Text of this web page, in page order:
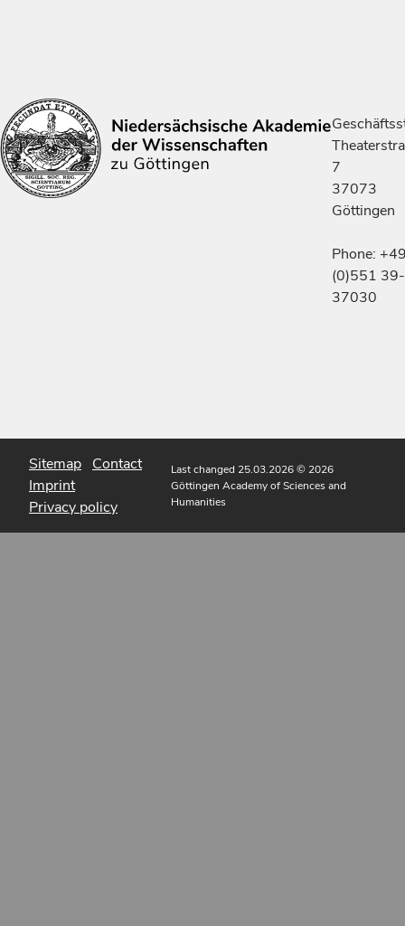
7
37073
Göttingen
Phone:
(0)551 39-
37030
Sitemap Contact
Imprint
Privacy policy
Last changed 25.03.2026© 2026
Göttingen Academy of Sciences and
Humanities